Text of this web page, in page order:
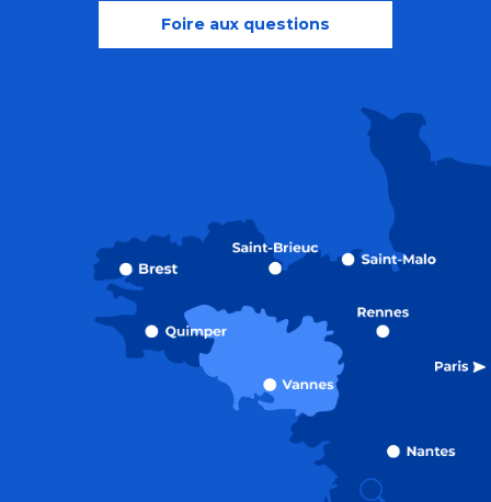
Foire aux questions